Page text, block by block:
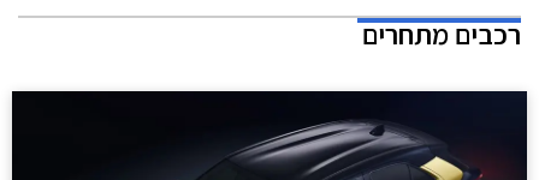
רכבים מתחרים